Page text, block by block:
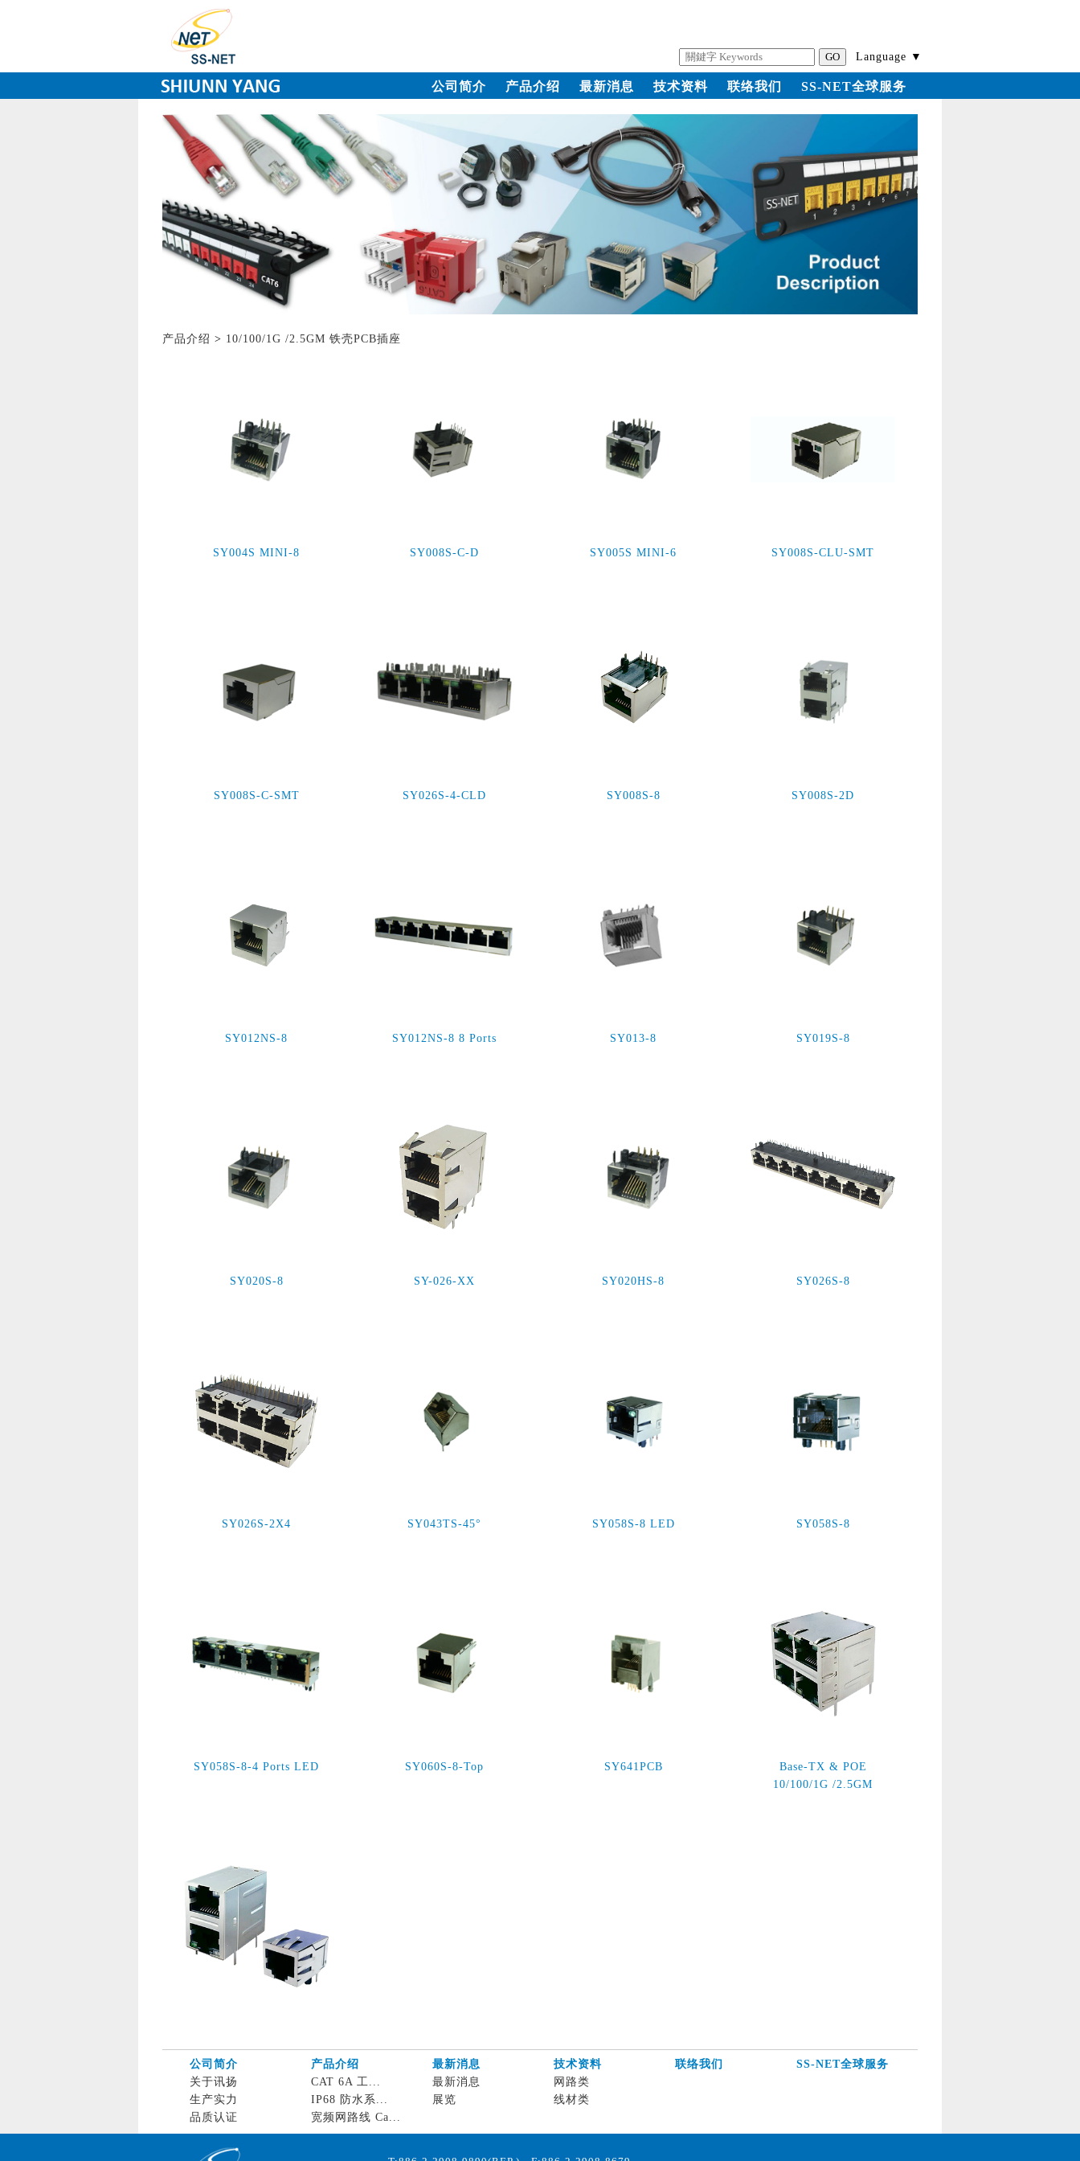
Language ▼
公司简介 产品介绍 最新消息 技术资料 联络我们 SS-NET全球服务
产品介绍 > 10/100/1G /2.5GM 铁壳PCB插座
SY004S MINI-8 SY008S-C-D SY005S MINI-6 SY008S-CLU-SMT
SY008S-C-SMT SY026S-4-CLD SY008S-8 SY008S-2D
SY012NS-8 SY012NS-8 8 Ports SY013-8 SY019S-8
SY020S-8 SY-026-XX SY020HS-8 SY026S-8
SY026S-2X4 SY043TS-45° SY058S-8 LED SY058S-8
SY058S-8-4 Ports LED SY060S-8-Top SY641PCB
Base-TX & POE
10/100/1G /2.5GM
公司简介 产品介绍 最新消息 技术资料 联络我们
SS-NET全球服务
关于讯扬
生产实力
品质认证
CAT 6A 工...
IP68 防水系...
宽频网路线 Ca...
最新消息
展览
网路类
线材类